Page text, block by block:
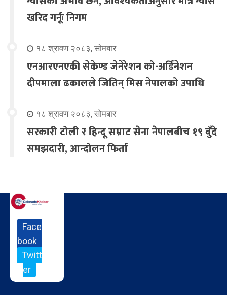
खरिद गर्नूः निगम
१८ श्रावण २०८३, सोमबार
एनआरएनएकी सेकेण्ड जेनेरेशन को-अर्डिनेशन
दीपमाला ढकालले जितिन् मिस नेपालको उपाधि
१८ श्रावण २०८३, सोमबार
सरकारी टोली र हिन्दू सम्राट सेना नेपालबीच १९ बुँदे
समझदारी, आन्दोलन फिर्ता
Face
book
Twitt
er